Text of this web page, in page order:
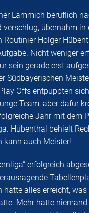
Lammich beruflich
übernahm in
Routinier Holger
Nicht weniger
sein gerade erst
Südbayerischen
Offs entpuppten
Team, aber dafür
Jahr mit dem
Hübenthal behielt
kann auch Meister!
erfolgreich
hatte alles erreicht, was
Mehr hatte